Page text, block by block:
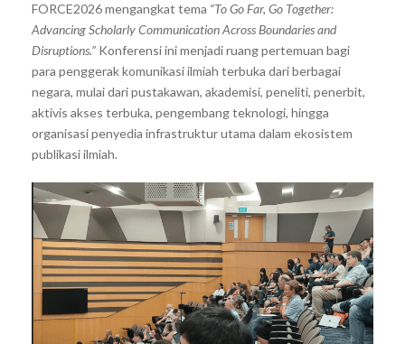
FORCE2026 mengangkat tema “To Go Far, Go Together:
Advancing Scholarly Communication Across Boundaries and
Disruptions.” Konferensi ini menjadi ruang pertemuan bagi
para penggerak komunikasi ilmiah terbuka dari berbagai
negara, mulai dari pustakawan, akademisi, peneliti, penerbit,
aktivis akses terbuka, pengembang teknologi, hingga
organisasi penyedia infrastruktur utama dalam ekosistem
publikasi ilmiah.